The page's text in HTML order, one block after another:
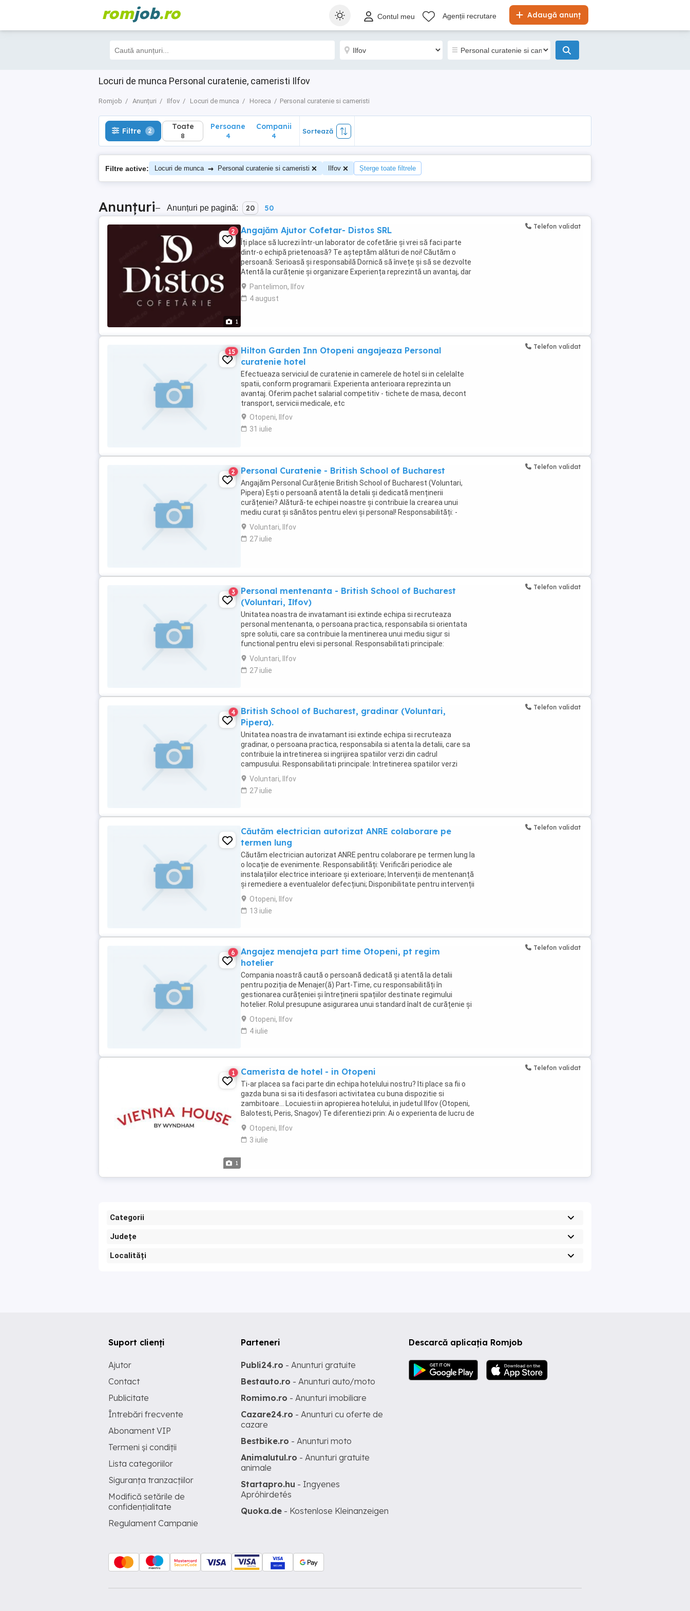
romjob.ro Adaugă anunț
Contul meu Agenții recrutare
Locuri de munca Personal curatenie, cameristi Ilfov
Romjob Anunțuri Ilfov Locuri de munca Horeca Personal curatenie si cameristi
Filtre 2 Toate
8
Filtre 2 Toate
8
Persoane
4
Companii
4
Sortează
Filtre active: Locuri de munca → Personal curatenie si cameristi Ilfov Șterge toate filtrele
Anunțuri– Anunțuri pe pagină: 20 50
1
2 Angajăm Ajutor Cofetar- Distos SRL
Îți place să lucrezi într-un laborator de cofetărie și vrei să faci parte
dintr-o echipă prietenoasă? Te așteptăm alături de noi! Căutăm o
persoană: Serioasă și responsabilă Dornică să învețe și să se dezvolte
Atentă la curățenie și organizare Experiența reprezintă un avantaj, dar
nu este obligatorie Oferim: Salariu ...
Pantelimon, Ilfov
4 august
Telefon validat
15
Hilton Garden Inn Otopeni angajeaza Personal
curatenie hotel
Efectueaza serviciul de curatenie in camerele de hotel si in celelalte
spatii, conform programarii. Experienta anterioara reprezinta un
avantaj. Oferim pachet salarial competitiv - tichete de masa, decont
transport, servicii medicale, etc
Otopeni, Ilfov
31 iulie
Telefon validat
2 Personal Curatenie - British School of Bucharest
Angajăm Personal Curățenie British School of Bucharest (Voluntari,
Pipera) Ești o persoană atentă la detalii și dedicată menținerii
curățeniei? Alătură-te echipei noastre și contribuie la crearea unui
mediu curat și sănătos pentru elevi și personal! Responsabilități: -
Menținerea curățeniei în ...
Voluntari, Ilfov
27 iulie
Telefon validat
3
Personal mentenanta - British School of Bucharest
(Voluntari, Ilfov)
Unitatea noastra de invatamant isi extinde echipa si recruteaza
personal mentenanta, o persoana practica, responsabila si orientata
spre solutii, care sa contribuie la mentinerea unui mediu sigur si
functional pentru elevi si personal. Responsabilitati principale:
Efectuarea lucrarilor de intretinere ...
Voluntari, Ilfov
27 iulie
Telefon validat
4
British School of Bucharest, gradinar (Voluntari,
Pipera).
Unitatea noastra de invatamant isi extinde echipa si recruteaza
gradinar, o persoana practica, responsabila si atenta la detalii, care sa
contribuie la intretinerea si ingrijirea spatiilor verzi din cadrul
campusului. Responsabilitati principale: Intretinerea spatiilor verzi
(gazon, arbori, arbusti, ...
Voluntari, Ilfov
27 iulie
Telefon validat
Căutăm electrician autorizat ANRE colaborare pe
termen lung
Căutăm electrician autorizat ANRE pentru colaborare pe termen lung la
o locație de evenimente. Responsabilități: Verificări periodice ale
instalațiilor electrice interioare și exterioare; Intervenții de mentenanță
și remediere a eventualelor defecțiuni; Disponibilitate pentru intervenții
în regim ...
Otopeni, Ilfov
13 iulie
Telefon validat
6
Angajez menajeta part time Otopeni, pt regim
hotelier
Compania noastră caută o persoană dedicată și atentă la detalii
pentru poziția de Menajer(ă) Part-Time, cu responsabilități în
gestionarea curățeniei și întreținerii spațiilor destinate regimului
hotelier. Rolul presupune asigurarea unui standard înalt de curățenie și
igienă în camere și zone comune, ...
Otopeni, Ilfov
4 iulie
Telefon validat
1
1 Camerista de hotel - in Otopeni
Ti-ar placea sa faci parte din echipa hotelului nostru? Iti place sa fii o
gazda buna si sa iti desfasori activitatea cu buna dispozitie si
zambitoare... Locuiesti in apropierea hotelului, in judetul Ilfov (Otopeni,
Balotesti, Peris, Snagov) Te diferentiezi prin: Ai o experienta de lucru de
minim 2 ...
Otopeni, Ilfov
3 iulie
Telefon validat
Categorii
Județe
Localități
Descarcă aplicația Romjob
Suport clienți
Ajutor
Contact
Publicitate
Întrebări frecvente
Abonament VIP
Termeni și condiții
Lista categoriilor
Siguranța tranzacțiilor
Modifică setările de
confidențialitate
Regulament Campanie
Parteneri
Publi24.ro - Anunturi gratuite
Bestauto.ro - Anunturi auto/moto
Romimo.ro - Anunturi imobiliare
Cazare24.ro - Anunturi cu oferte de
cazare
Bestbike.ro - Anunturi moto
Animalutul.ro - Anunturi gratuite
animale
Startapro.hu - Ingyenes
Apróhirdetés
Quoka.de - Kostenlose Kleinanzeigen